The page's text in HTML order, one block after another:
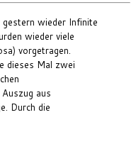
wieder Infinite
wieder viele
vorgetragen.
dieses Mal zwei
aus
Durch die